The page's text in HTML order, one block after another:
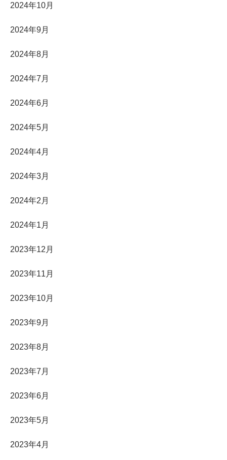
2024年10月
2024年9月
2024年8月
2024年7月
2024年6月
2024年5月
2024年4月
2024年3月
2024年2月
2024年1月
2023年12月
2023年11月
2023年10月
2023年9月
2023年8月
2023年7月
2023年6月
2023年5月
2023年4月